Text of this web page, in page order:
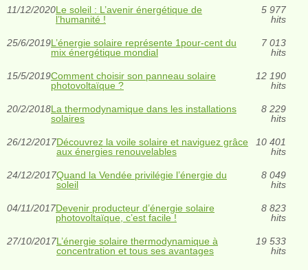
11/12/2020Le soleil : L’avenir énergétique de
l’humanité !
5 977
hits
25/6/2019L’énergie solaire représente 1pour-cent du
mix énergétique mondial
7 013
hits
15/5/2019Comment choisir son panneau solaire
photovoltaïque ?
12 190
hits
20/2/2018La thermodynamique dans les installations
solaires
8 229
hits
26/12/2017Découvrez la voile solaire et naviguez grâce
aux énergies renouvelables
10 401
hits
24/12/2017Quand la Vendée privilégie l’énergie du
soleil
8 049
hits
04/11/2017Devenir producteur d’énergie solaire
photovoltaïque, c’est facile !
8 823
hits
27/10/2017L’énergie solaire thermodynamique à
concentration et tous ses avantages
19 533
hits